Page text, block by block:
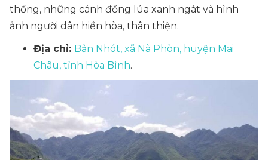
thống, những cánh đồng lúa xanh ngát và hình
ảnh người dân hiền hòa, thân thiện.
Địa chỉ: Bản Nhót, xã Nà Phòn, huyện Mai
Châu, tỉnh Hòa Bình.